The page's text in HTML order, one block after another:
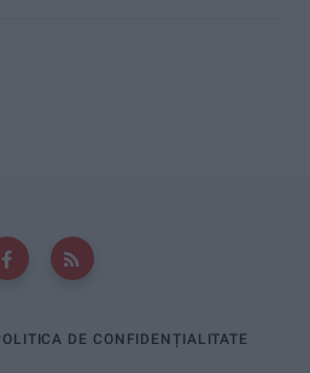
DE CONFIDENȚIALITATE